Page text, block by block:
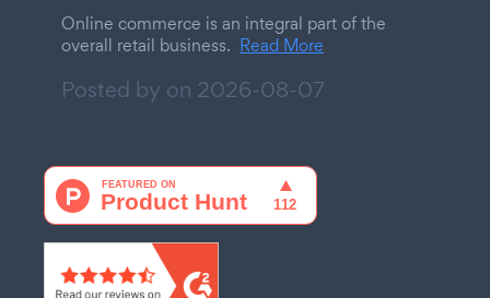
Online commerce is an integral part of the
overall retail business. Read More
Posted by on 2026-08-07